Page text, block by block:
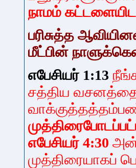
நாமம்
பரிசுத்த
மீட்பின்
எபேசியர் 1:13
சத்திய
எபேசியர் 4:30
முத்திரையாகப்